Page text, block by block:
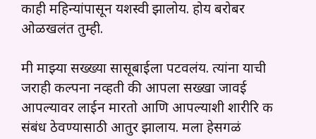
काही महिन्यांपासून यशस्वी झालोय. होय बरोबर
ओळखलंत तुम्ही.
मी माझ्या सख्ख्या सासूबाईला पटवलंय. त्यांना याची
जराही कल्पना नव्हती की आपला सख्खा जावई
आपल्यावर लाईन मारतो आणि आपल्याशी शारीरि क
संबंध ठेवण्यासाठी आतुर झालाय. मला हेसगळं